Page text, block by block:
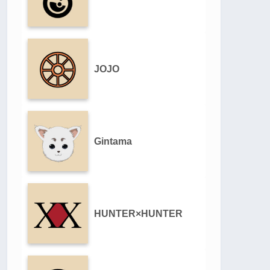
JOJO
Gintama
HUNTER×HUNTER